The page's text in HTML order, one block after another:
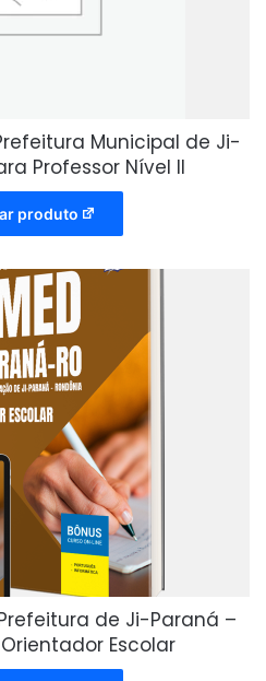
Municipal de Ji-
Professor Nível II
produto
de Ji-Paraná –
Escolar